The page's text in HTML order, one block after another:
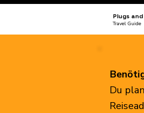
Plugs
Travel Guide
Du